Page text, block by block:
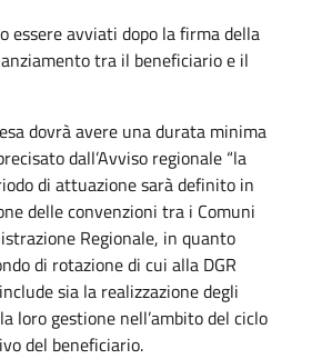
essere avviati dopo la firma della
tra il beneficiario e il
dovrà avere una durata minima
dall’Avviso regionale “la
di attuazione sarà definito in
delle convenzioni tra i Comuni
Regionale, in quanto
di rotazione di cui alla DGR
sia la realizzazione degli
loro gestione nell’ambito del ciclo
del beneficiario.